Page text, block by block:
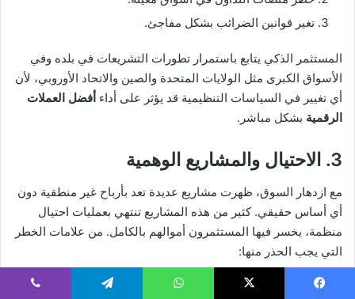
تغير قوانين الضرائب بشكل مفاجئ.
المستثمر الذكي يتابع باستمرار تطورات التشريعات في بلده وفي
الأسواق الكبرى مثل الولايات المتحدة والصين والاتحاد الأوروبي، لأن
أي تغيير في السياسات التنظيمية قد يؤثر على أداء أفضل العملات
الرقمية بشكل مباشر.
3. الاحتيال والمشاريع الوهمية
مع ازدهار السوق، ظهرت مشاريع عديدة تعد بأرباح غير منطقية دون
أي أساس حقيقي. كثير من هذه المشاريع تنتهي بعمليات احتيال
منظمة، يخسر فيها المستثمرون أموالهم بالكامل. من علامات الخطر
التي يجب الحذر منها:
وعود بعوائد مضمونة في وقت قصير.